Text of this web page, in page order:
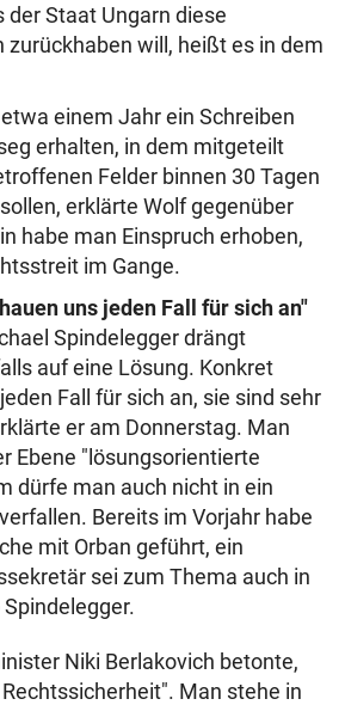
der Staat Ungarn diese
zurückhaben will, heißt es in dem
einem Jahr ein Schreiben
erhalten, in dem mitgeteilt
Felder binnen 30 Tagen
erklärte Wolf gegenüber
habe man Einspruch erhoben,
im Gange.
uns jeden Fall für sich an"
Spindelegger drängt
auf eine Lösung. Konkret
Fall für sich an, sie sind sehr
er am Donnerstag. Man
Ebene "lösungsorientierte
dürfe man auch nicht in ein
Bereits im Vorjahr habe
mit Orban geführt, ein
sei zum Thema auch in
Niki Berlakovich betonte,
Man stehe in